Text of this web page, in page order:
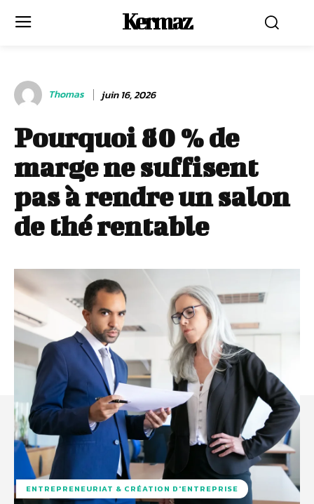
Kermaz
Thomas juin 16, 2026
Pourquoi 80 % de
marge ne suffisent
pas à rendre un salon
de thé rentable
ENTREPRENEURIAT & CRÉATION D'ENTREPRISE